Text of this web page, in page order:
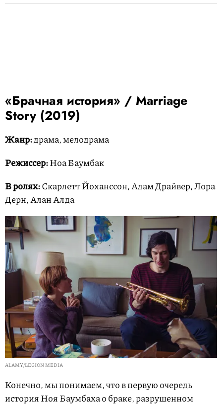
«Брачная история» / Marriage
Story (2019)
Жанр:драма, мелодрама
Режиссер:Ноа Баумбак
В ролях:Скарлетт Йоханссон, Адам Драйвер, Лора
Дерн, Алан Алда
ALAMY/LEGION MEDIA
Конечно, мы понимаем, что в первую очередь
история Ноя Баумбаха о браке, разрушенном